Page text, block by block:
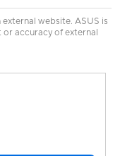
website. ASUS is
accuracy of external